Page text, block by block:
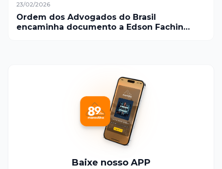
23/02/2026
Ordem dos Advogados do Brasil
encaminha documento a Edson Fachin
Baixe nosso APP